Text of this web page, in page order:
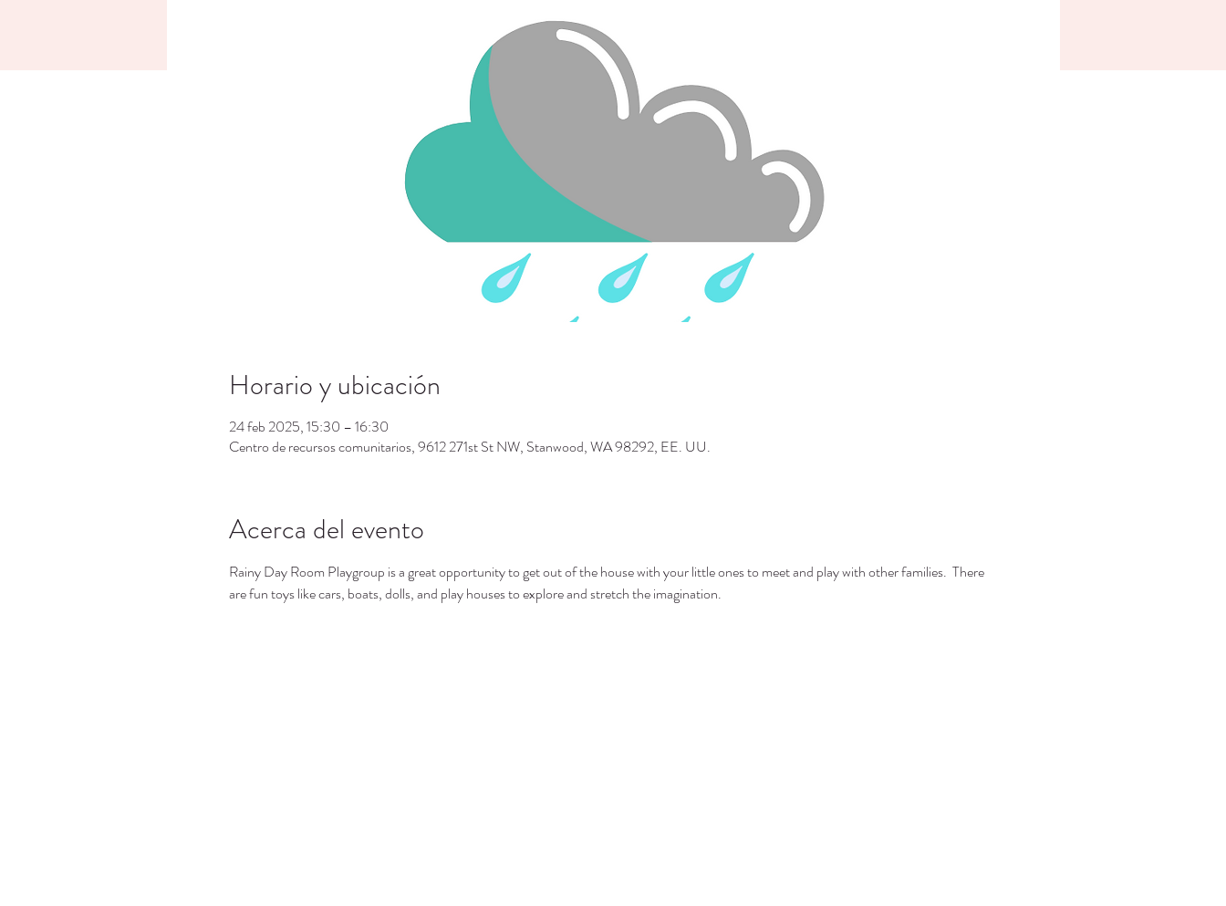
Horario y ubicación
24 feb 2025, 15:30 – 16:30
Centro de recursos comunitarios, 9612 271st St NW, Stanwood, WA 98292, EE. UU.
Acerca del evento
Rainy Day Room Playgroup is a great opportunity to get out of the house with your little ones to meet and play with other families.  There
are fun toys like cars, boats, dolls, and play houses to explore and stretch the imagination.